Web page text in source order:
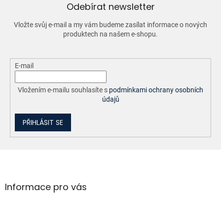
Odebírat newsletter
Vložte svůj e-mail a my vám budeme zasílat informace o nových
produktech na našem e-shopu.
E-mail
Vložením e-mailu souhlasíte s podmínkami ochrany osobních
údajů
PŘIHLÁSIT SE
aInformace pro vás